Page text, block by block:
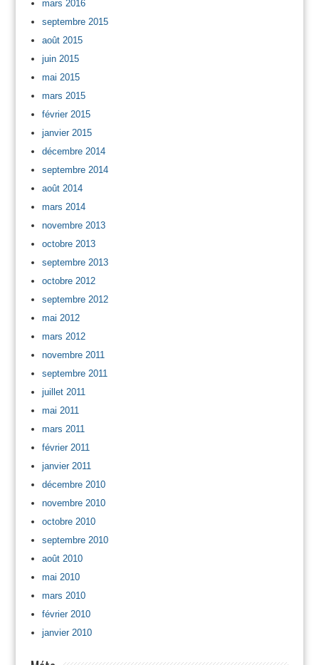
mars 2016
septembre 2015
août 2015
juin 2015
mai 2015
mars 2015
février 2015
janvier 2015
décembre 2014
septembre 2014
août 2014
mars 2014
novembre 2013
octobre 2013
septembre 2013
octobre 2012
septembre 2012
mai 2012
mars 2012
novembre 2011
septembre 2011
juillet 2011
mai 2011
mars 2011
février 2011
janvier 2011
décembre 2010
novembre 2010
octobre 2010
septembre 2010
août 2010
mai 2010
mars 2010
février 2010
janvier 2010